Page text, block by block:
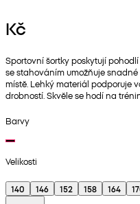
Kč
Sportovní šortky poskytují
se stahováním umožňuje
místě. Lehký materiál podporuje
drobností. Skvěle se hodí na
Barvy
Velikosti
140 146 152 158 164